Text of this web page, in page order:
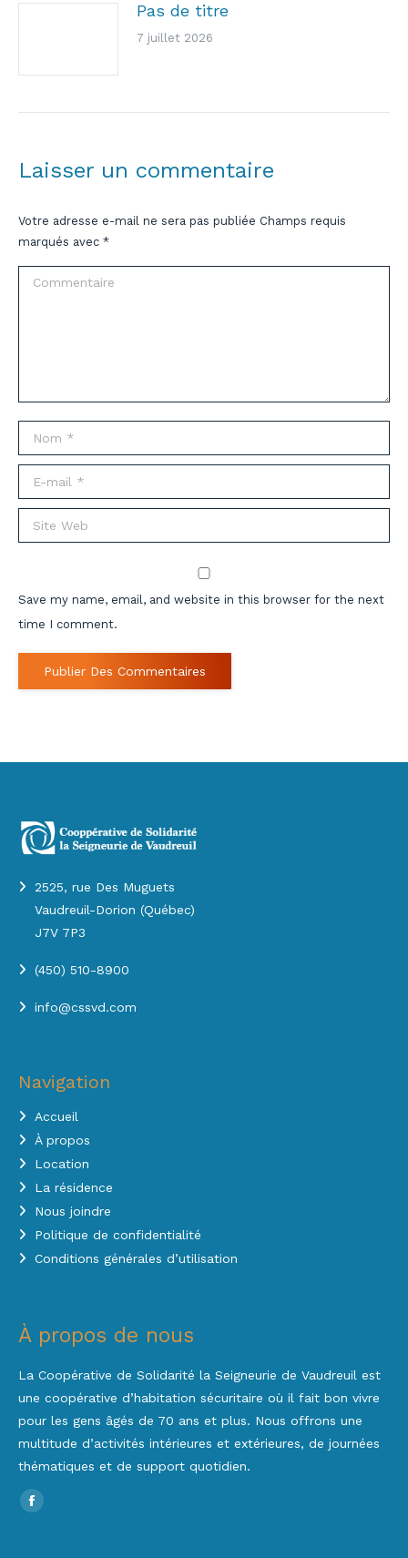
Pas de titre
7 juillet 2026
Laisser un commentaire
Votre adresse e-mail ne sera pas publiée Champs requis
marqués avec *
Commentaire
Nom *
E-mail *
Site Web
Save my name, email, and website in this browser for the next
time I comment.
Publier Des Commentaires
2525, rue Des Muguets
Vaudreuil-Dorion (Québec)
J7V 7P3
(450) 510-8900
info@cssvd.com
Navigation
Accueil
À propos
Location
La résidence
Nous joindre
Politique de confidentialité
Conditions générales d’utilisation
À propos de nous
La Coopérative de Solidarité la Seigneurie de Vaudreuil est
une coopérative d’habitation sécuritaire où il fait bon vivre
pour les gens âgés de 70 ans et plus. Nous offrons une
multitude d’activités intérieures et extérieures, de journées
thématiques et de support quotidien.
Trouvez nous sur :
Facebook